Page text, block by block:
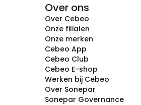
Over ons
Over Cebeo
Onze filialen
Onze merken
Cebeo App
Cebeo Club
Cebeo E-shop
Werken bij Cebeo
Over Sonepar
Sonepar Governance